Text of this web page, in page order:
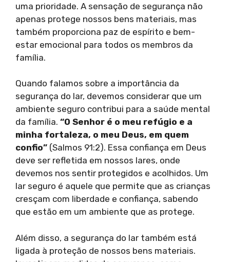
uma prioridade. A sensação de segurança não
apenas protege nossos bens materiais, mas
também proporciona paz de espírito e bem-
estar emocional para todos os membros da
família.
Quando falamos sobre a importância da
segurança do lar, devemos considerar que um
ambiente seguro contribui para a saúde mental
da família. “O Senhor é o meu refúgio e a
minha fortaleza, o meu Deus, em quem
confio” (Salmos 91:2). Essa confiança em Deus
deve ser refletida em nossos lares, onde
devemos nos sentir protegidos e acolhidos. Um
lar seguro é aquele que permite que as crianças
cresçam com liberdade e confiança, sabendo
que estão em um ambiente que as protege.
Além disso, a segurança do lar também está
ligada à proteção de nossos bens materiais.